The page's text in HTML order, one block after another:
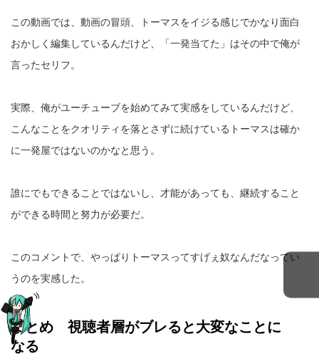
この動画では、動画の冒頭、トーマスをイジる感じでかなり面白
おかしく編集しているんだけど、「一発当てた」はその中で俺が
言ったセリフ。
実際、俺がユーチューブを始めてみて実感をしているんだけど、
こんなことをクオリティを落とさずに続けているトーマスは確か
に一発屋ではないのかなと思う。
誰にでもできることではないし、才能があっても、継続すること
ができる時間と努力が必要だ。
このコメントで、やっぱりトーマスってすげぇ奴なんだなってい
うのを実感した。
まとめ 視聴者層がブレると大変なことに
なる